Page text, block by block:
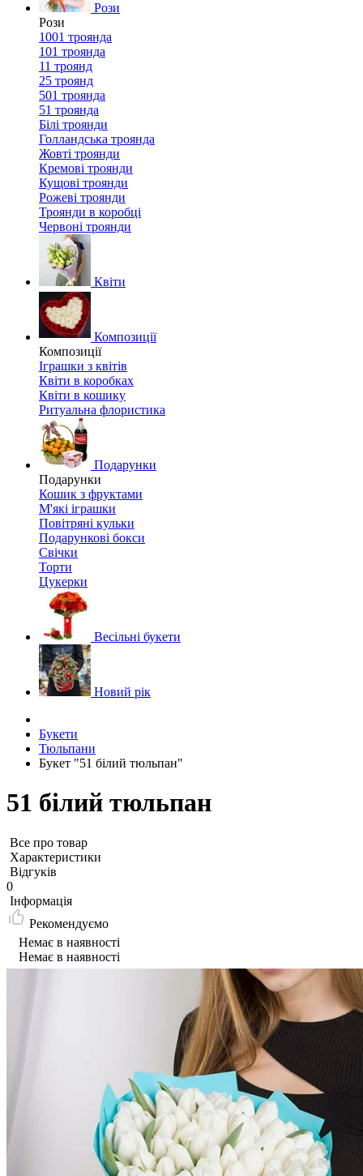
Рози
Рози
1001 троянда
101 троянда
11 троянд
25 троянд
501 троянда
51 троянда
Білі троянди
Голландська троянда
Жовті троянди
Кремові троянди
Кущові троянди
Рожеві троянди
Троянди в коробці
Червоні троянди
Квіти
Композиції
Композиції
Іграшки з квітів
Квіти в коробках
Квіти в кошику
Ритуальна флористика
Подарунки
Подарунки
Кошик з фруктами
М'які іграшки
Повітряні кульки
Подарункові бокси
Свічки
Торти
Цукерки
Весільні букети
Новий рік
Букети
Тюльпани
Букет "51 білий тюльпан"
51 білий тюльпан
Все про товар
Характеристики
Відгуків
0
Iнформація
Рекомендуємо
Немає в наявності
Немає в наявності